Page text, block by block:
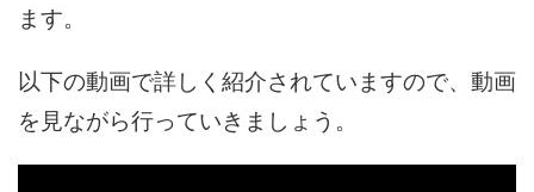
ます。
以下の動画で詳しく紹介されていますので、動画
を見ながら行っていきましょう。